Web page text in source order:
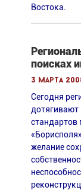
Востока.
поисках
3 марта
Сегодня
дотягивают
стандартов
желание